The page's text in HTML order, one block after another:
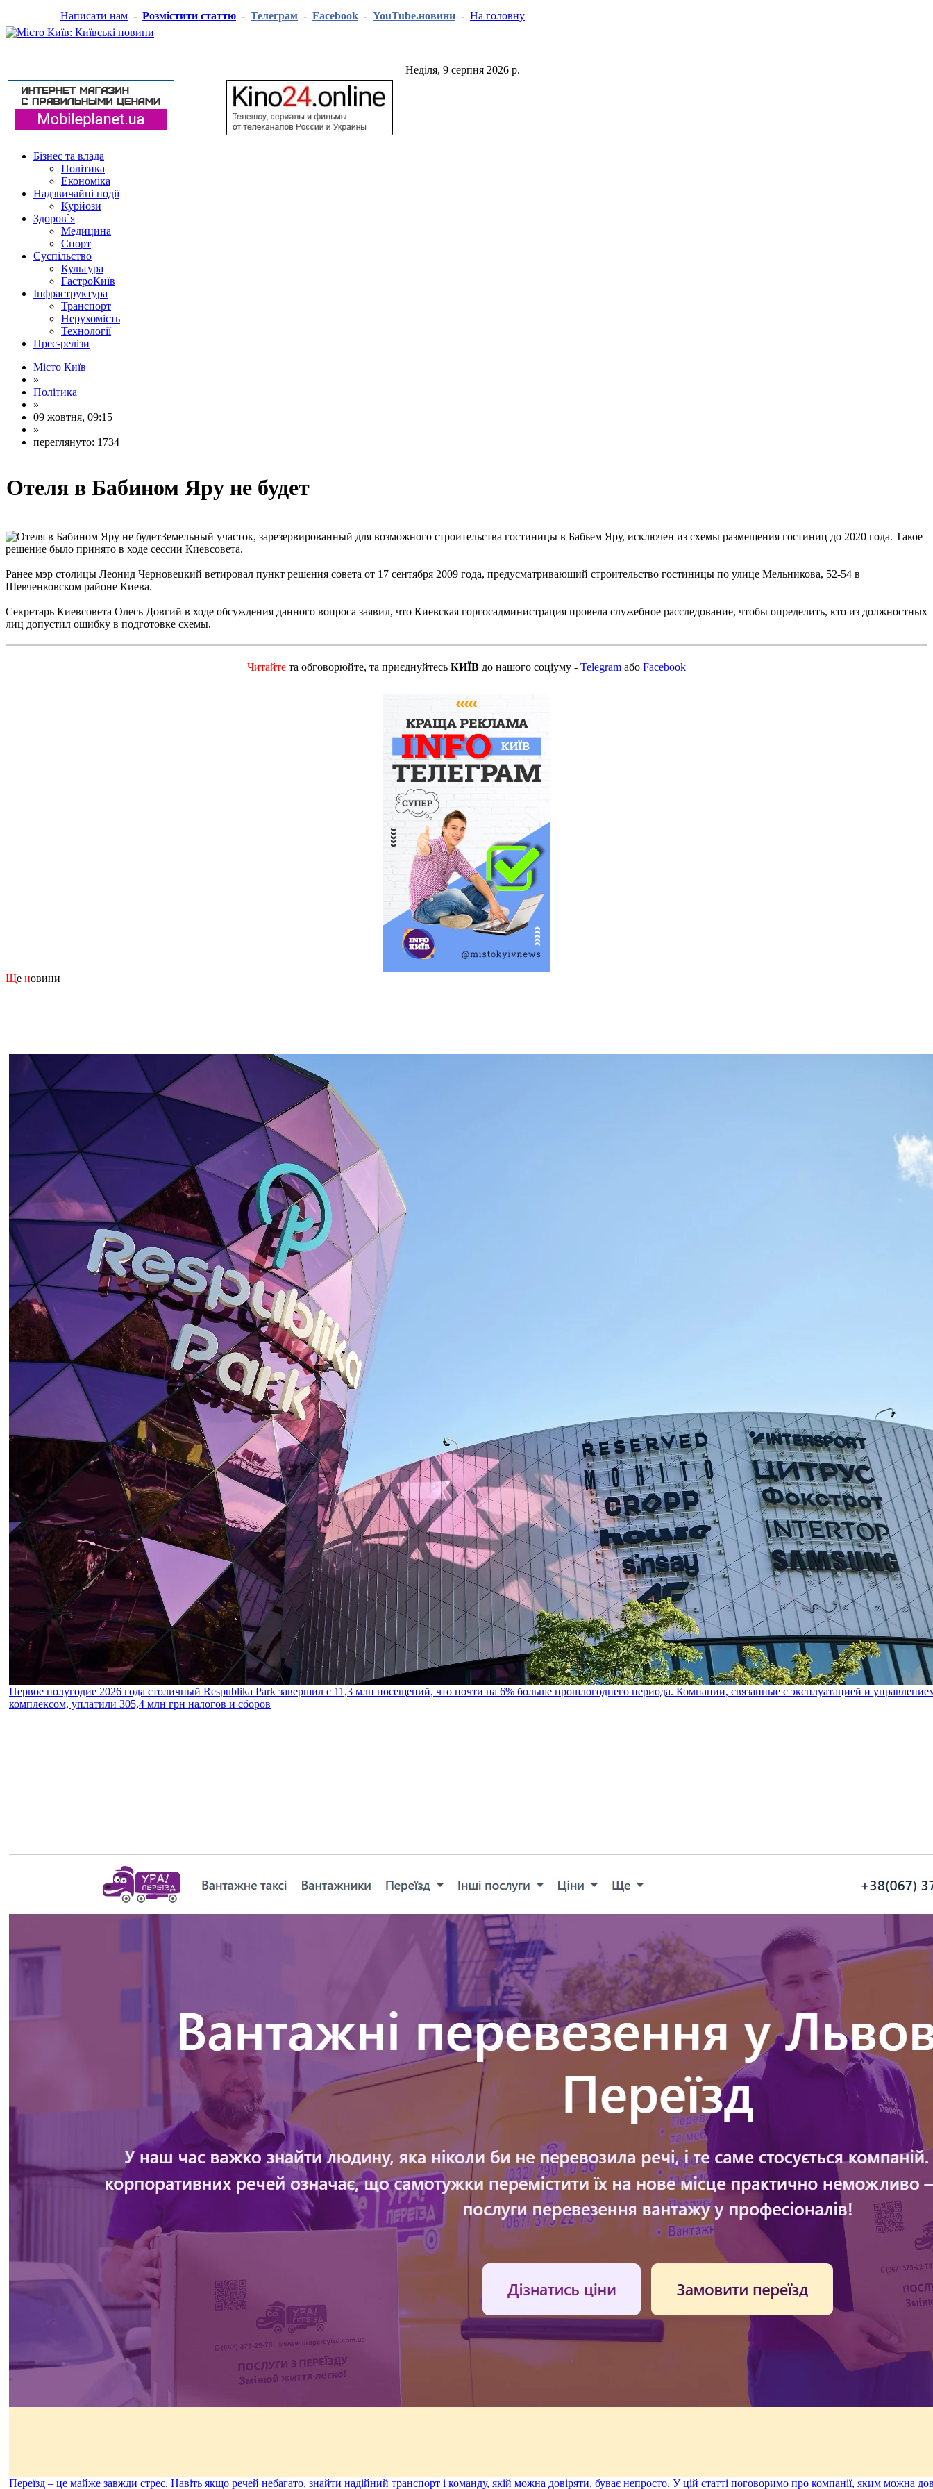
Написати нам - Розмістити статтю - Телеграм - Facebook - YouTube.новини - На головну
Неділя, 9 серпня 2026 р.
Бізнес та влада
Політика
Економіка
Надзвичайні події
Курйози
Здоров`я
Медицина
Спорт
Суспільство
Культура
ГастроКиїв
Інфраструктура
Транспорт
Нерухомість
Технології
Прес-релізи
Місто Київ
»
Політика
»
09 жовтня, 09:15
»
переглянуто: 1734
Отеля в Бабином Яру не будет
Земельный участок, зарезервированный для возможного строительства гостиницы в Бабьем Яру, исключен из схемы размещения гостиниц до 2020 года. Такое
решение было принято в ходе сессии Киевсовета.
Ранее мэр столицы Леонид Черновецкий ветировал пункт решения совета от 17 сентября 2009 года, предусматривающий строительство гостиницы по улице Мельникова, 52-54 в
Шевченковском районе Киева.
Секретарь Киевсовета Олесь Довгий в ходе обсуждения данного вопроса заявил, что Киевская горгосадминистрация провела служебное расследование, чтобы определить, кто из должностных
лиц допустил ошибку в подготовке схемы.
Читайте та обговорюйте, та приєднуйтесь КИЇВ до нашого соціуму - Telegram або Facebook
Ще новини
Первое полугодие 2026 года столичный Respublika Park завершил с 11,3 млн посещений, что почти на 6% больше прошлогоднего периода. Компании, связанные с эксплуатацией и
комплексом, уплатили 305,4 млн грн налогов и сборов
Переїзд – це майже завжди стрес. Навіть якщо речей небагато, знайти надійний транспорт і команду, якій можна довіряти, буває непросто. У цій статті поговоримо про компанії, яким можна